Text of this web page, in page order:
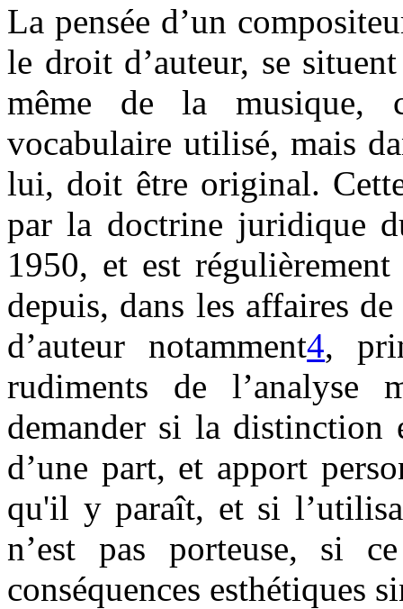
La pensée d’un
le droit d’auteur, se
même de la musique,
vocabulaire utilisé, mais
lui, doit être original.
par la doctrine juridique
1950, et est
depuis, dans les affaires
d’auteur notamment4,
rudiments de l’analyse
demander si la
d’une part, et apport
qu'il y paraît, et si
n’est pas porteuse, si
conséquences esthétiques